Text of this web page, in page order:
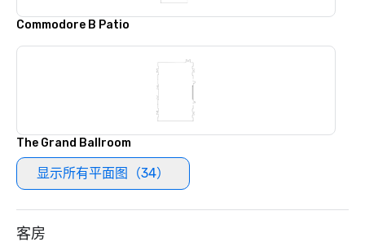
Commodore B Patio
The Grand Ballroom
显示所有平面图（34）
客房